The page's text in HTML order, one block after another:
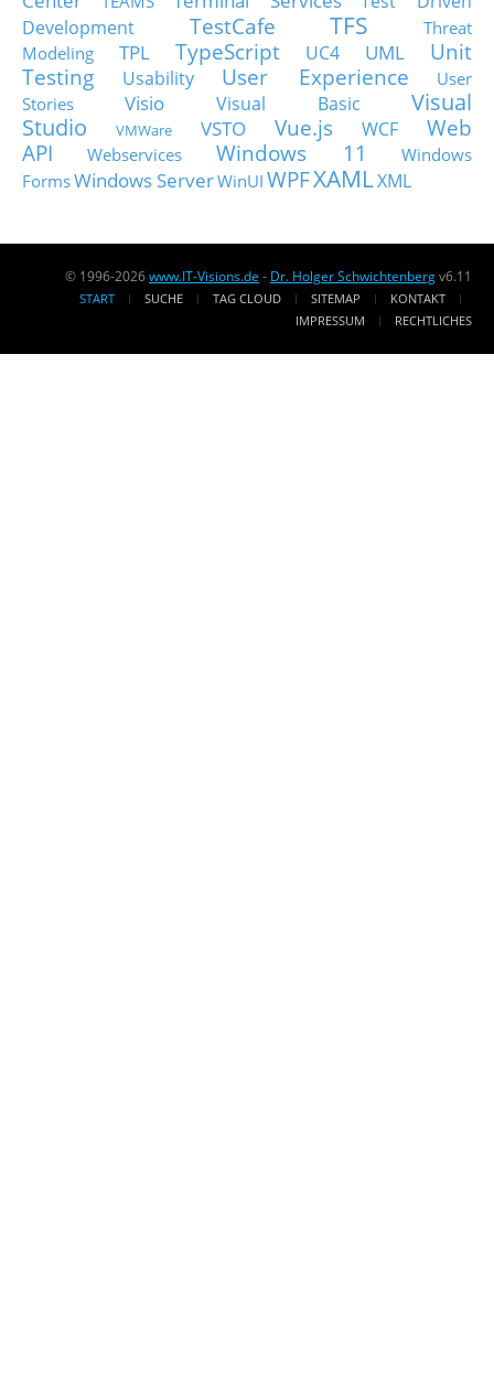
Development
TestCafe TFS
Threat
Modeling
TPL TypeScript UC4 UML
Unit
Testing
Usability User Experience
User
Stories
Visio Visual Basic
Visual
Studio
VMWare VSTO Vue.js WCF
Web
API
Webservices Windows 11
Windows
FormsWindows ServerWinUI WPFXAMLXML
© 1996-2026www.IT-Visions.de - Dr. Holger Schwichtenbergv6.11
START SUCHE TAG CLOUD SITEMAP
KONTAKT
IMPRESSUM
RECHTLICHES